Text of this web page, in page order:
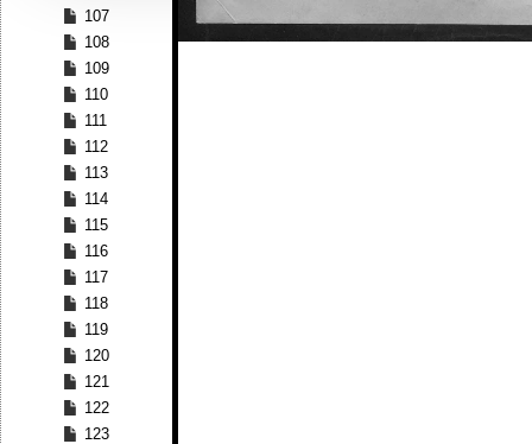
107
108
109
110
111
112
113
114
115
116
117
118
119
120
121
122
123